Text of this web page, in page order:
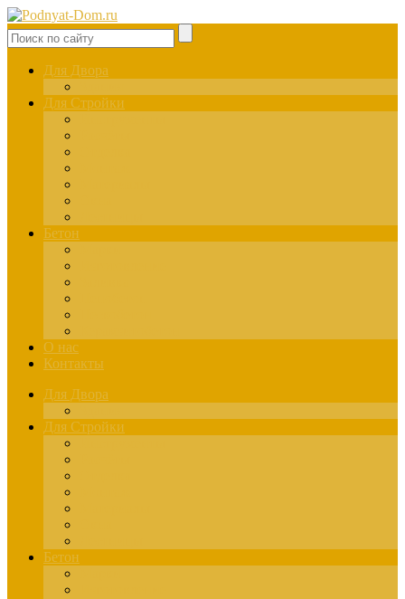
Для Двора
Для Стройки
Бетон
О нас
Контакты
Для Двора
Для Стройки
Бетон